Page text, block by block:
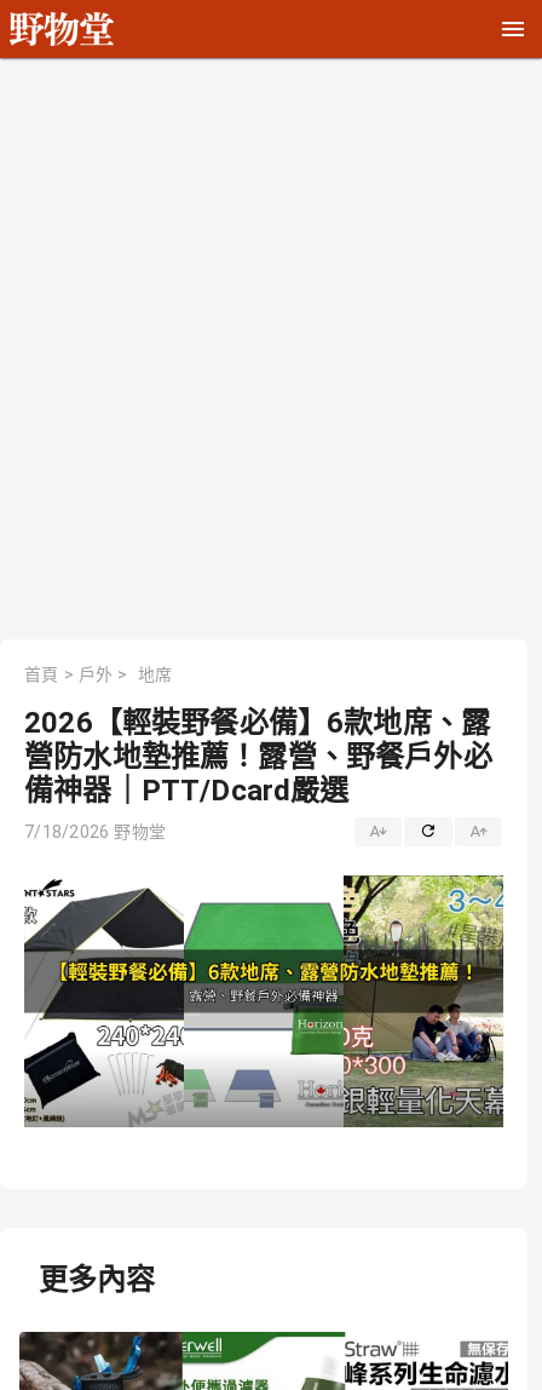
首頁 > 戶外 > 地席
2026【輕裝野餐必備】6款地席、露
營防水地墊推薦！露營、野餐戶外必
備神器｜PTT/Dcard嚴選
7/18/2026 野物堂
更多內容